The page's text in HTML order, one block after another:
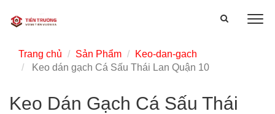
Keo Dán Gạch Cá Sấu Thái
Trang chủ Sản Phẩm
Keo-dan-gach
Keo dán gạch Cá Sấu Thái Lan Quận 10